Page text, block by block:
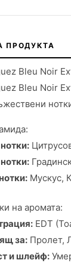
ПРОДУКТА
Bleu Noir
Bleu Noir
Мускус,
на аромата:
EDT
за: Пролет,
и шлейф: